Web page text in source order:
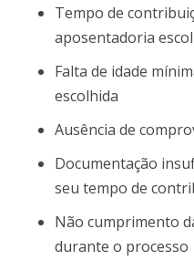
Tempo de
aposentadoria
Falta de idade
escolhida
Ausência de
Documentação
seu tempo de
Não cumprimento
durante o processo